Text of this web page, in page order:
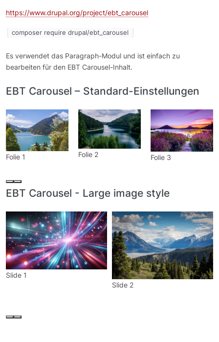
https://www.drupal.org/project/ebt_carousel
composer require drupal/ebt_carousel
Es verwendet das Paragraph-Modul und ist einfach zu
bearbeiten für den EBT Carousel-Inhalt.
EBT Carousel – Standard-Einstellungen
Folie 1 Folie 2 Folie 3
EBT Carousel - Large image style
Slide 1
Slide 2